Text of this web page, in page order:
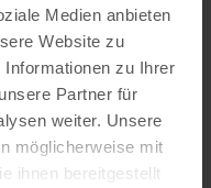
Medien anbieten
Website zu
zu Ihrer
Partner für
weiter. Unsere
möglicherweise mit
ihnen bereitgestellt